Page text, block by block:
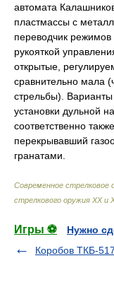
автомата
пластмассы с
переводчик режимов
рукояткой
открытые,
сравнительно мала
стрельбы).
установки дульной
соответственно
перекрывавший
гранатами.
Современное стрелковое
стрелкового оружия ХХ и
Игры ⚽
Нужно
Коробов ТКБ-517